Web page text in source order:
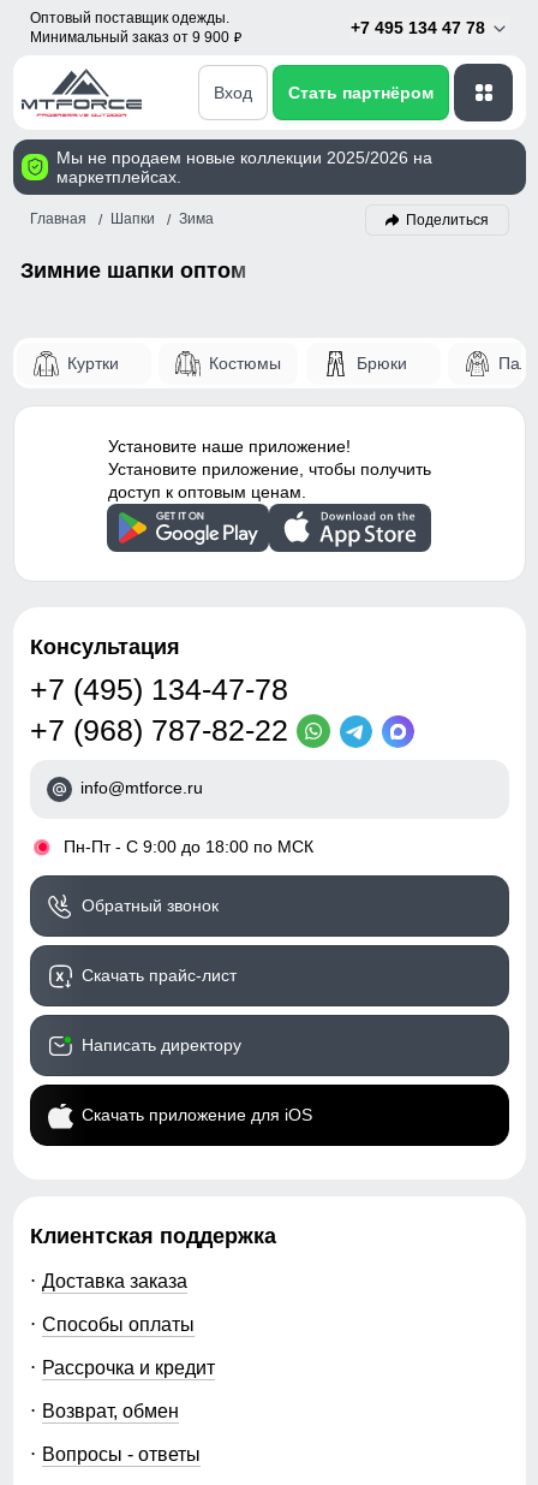
Оптовый поставщик одежды.
Минимальный заказ от 9 900 p
+7 495 134 47 78
Вход Стать партнёром
Мы не продаем новые коллекции 2025/2026 на
маркетплейсах.
Главная Шапки Зима Поделиться
Зимние шапки оптом
Куртки Костюмы Брюки
Установите наше приложение!
Установите приложение, чтобы получить
доступ к оптовым ценам.
Консультация
+7 (495) 134-47-78
+7 (968) 787-82-22
info@mtforce.ru
• Пн-Пт - С 9:00 до 18:00 по МСК
Обратный звонок
Скачать прайс-лист
Написать директору
Скачать приложение для iOS
Клиентская поддержка
Доставка заказа
Способы оплаты
Рассрочка и кредит
Возврат, обмен
Вопросы - ответы